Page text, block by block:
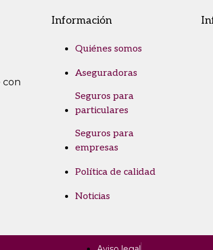
con
Información
Quiénes somos
Aseguradoras
Seguros para
particulares
Seguros para
empresas
Política de calidad
Noticias